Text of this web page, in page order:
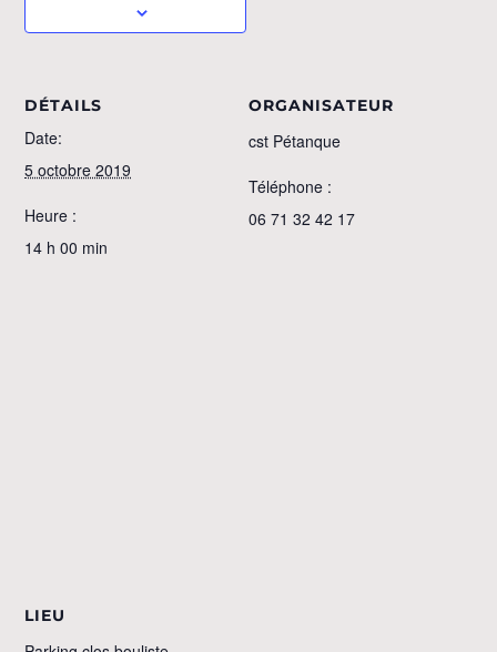
DÉTAILS
Date:
5 octobre 2019
Heure :
14 h 00 min
ORGANISATEUR
cst Pétanque
Téléphone :
06 71 32 42 17
LIEU